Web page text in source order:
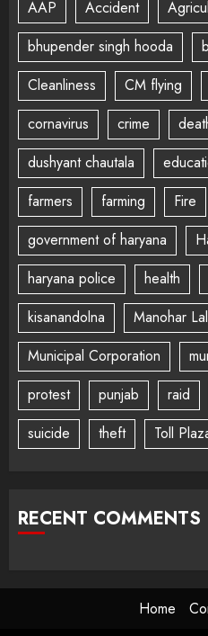
AAP Accident
bhupender singh hooda
Cleanliness
CM flying
cornavirus
crime
dushyant chautala
farmers
farming Fire
government of haryana
haryana police
health
kisanandolna
Manohar
Municipal Corporation
protest
punjab raid
suicide
theft Toll
RECENT COMMENTS
Home